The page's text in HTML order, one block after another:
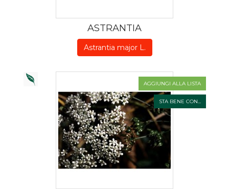
ASTRANTIA
Astrantia major L.
AGGIUNGI ALLA LISTA
STA BENE CON...